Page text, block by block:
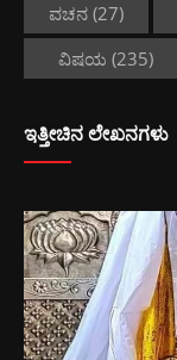
ವಚನ(27)
ವಿಷಯ (235)
ಇತ್ತೀಚಿನ ಲೇಖನಗಳು